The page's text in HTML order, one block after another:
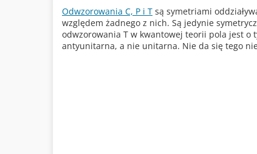
Odwzorowania C, P i T są symetriami
względem żadnego z nich. Są jedynie
odwzorowania T w kwantowej teorii pola jest
antyunitarna, a nie unitarna. Nie da się tego